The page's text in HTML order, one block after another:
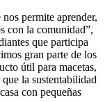
permite aprender,
con la comunidad”,
que participa
gran parte de los
útil para macetas,
la sustentabilidad
con pequeñas